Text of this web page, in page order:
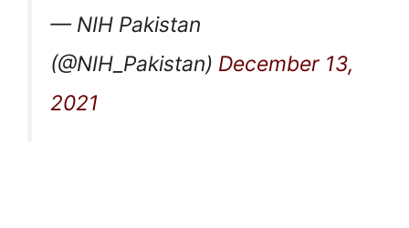
— NIH Pakistan
(@NIH_Pakistan) December 13,
2021